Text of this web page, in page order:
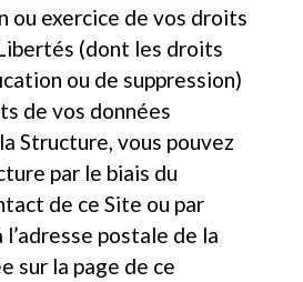
exercice de vos droits
(dont les droits
ou de suppression)
de vos données
Structure, vous pouvez
par le biais du
de ce Site ou par
postale de la
sur la page de ce